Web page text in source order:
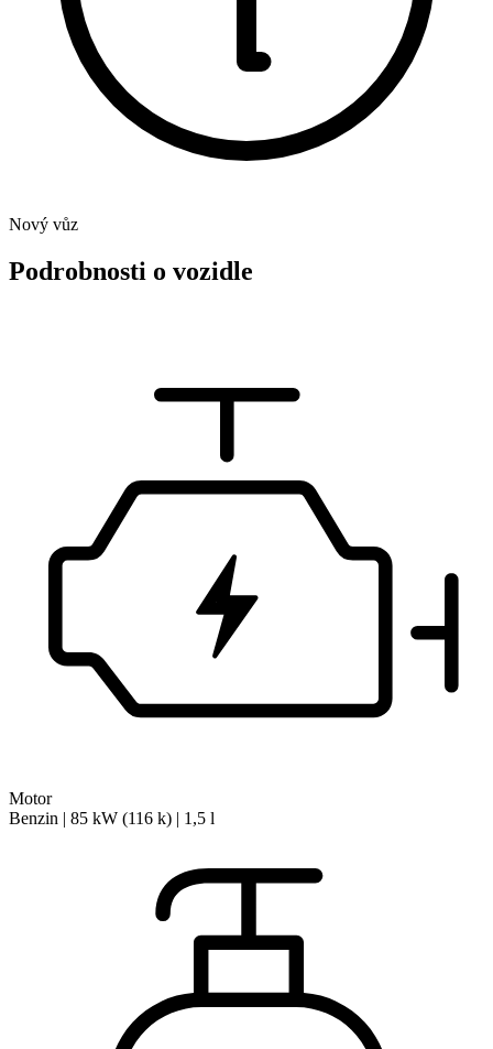
Nový vůz
Podrobnosti o vozidle
Motor
Benzin | 85 kW (116 k) | 1,5 l